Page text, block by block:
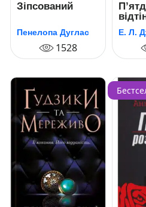
Зіпсований
Пенелопа Дуглас
1528
третя
Е. Л.